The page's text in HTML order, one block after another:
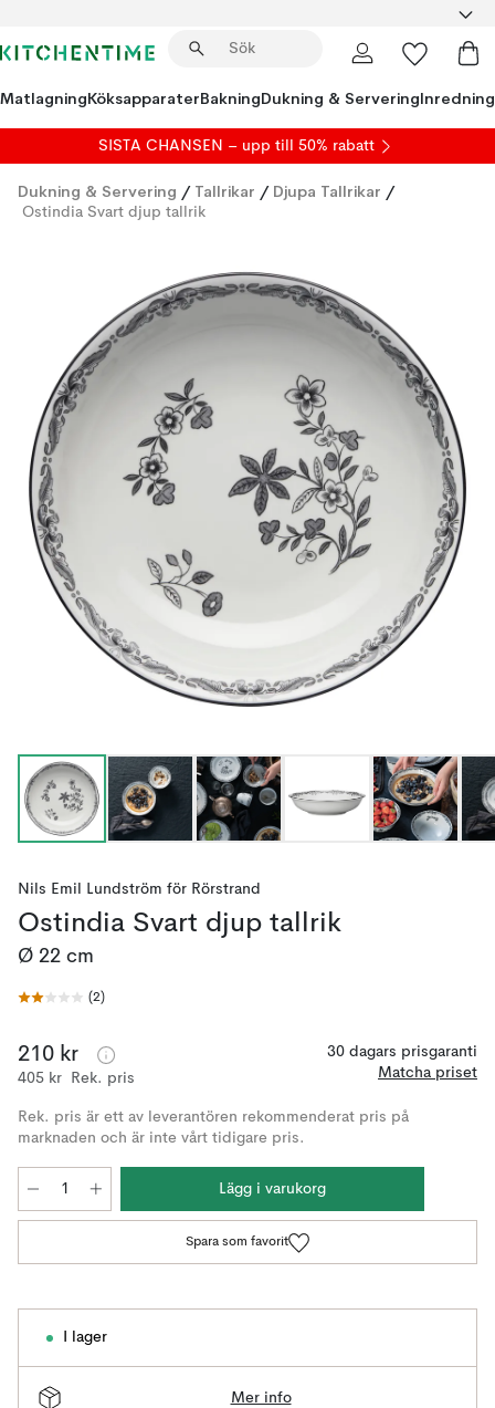
MatlagningKöksapparaterBakningDukning & ServeringInredning
SISTA CHANSEN – upp till 50% rabatt
Dukning & Servering / Tallrikar / Djupa Tallrikar /
Ostindia Svart djup tallrik
Nils Emil Lundström för Rörstrand
Ostindia Svart djup tallrik
Ø 22 cm
(2)
210 kr
405 kr Rek. pris
30 dagars prisgaranti
Matcha priset
Rek. pris är ett av leverantören rekommenderat pris på
marknaden och är inte vårt tidigare pris.
Lägg i varukorg
Spara som favorit
I lager
Mer info